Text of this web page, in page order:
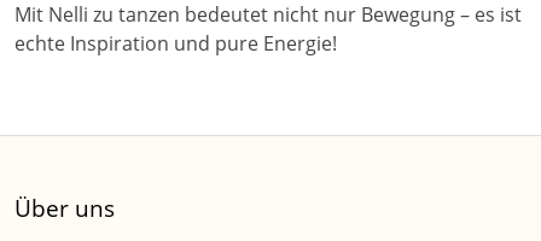
Mit Nelli zu tanzen bedeutet nicht nur Bewegung – es ist
echte Inspiration und pure Energie!
Über uns